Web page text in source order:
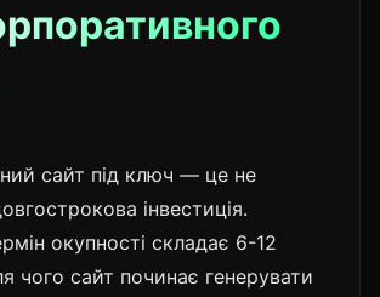
сайт під ключ — це не
інвестиція.
окупності складає 6-12
чого сайт починає генерувати